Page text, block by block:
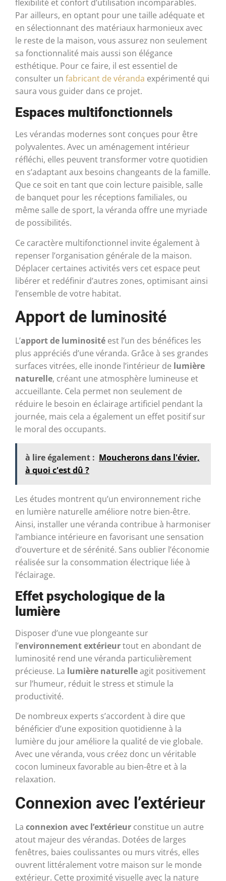
flexibilité et confort d’utilisation incomparables.
Par ailleurs, en optant pour une taille adéquate et
en sélectionnant des matériaux harmonieux avec
le reste de la maison, vous assurez non seulement
sa fonctionnalité mais aussi son élégance
esthétique. Pour ce faire, il est essentiel de
consulter un fabricant de véranda expérimenté qui
saura vous guider dans ce projet.
Espaces multifonctionnels
Les vérandas modernes sont conçues pour être
polyvalentes. Avec un aménagement intérieur
réfléchi, elles peuvent transformer votre quotidien
en s’adaptant aux besoins changeants de la famille.
Que ce soit en tant que coin lecture paisible, salle
de banquet pour les réceptions familiales, ou
même salle de sport, la véranda offre une myriade
de possibilités.
Ce caractère multifonctionnel invite également à
repenser l’organisation générale de la maison.
Déplacer certaines activités vers cet espace peut
libérer et redéfinir d’autres zones, optimisant ainsi
l’ensemble de votre habitat.
Apport de luminosité
L’apport de luminosité est l’un des bénéfices les
plus appréciés d’une véranda. Grâce à ses grandes
surfaces vitrées, elle inonde l’intérieur de lumière
naturelle, créant une atmosphère lumineuse et
accueillante. Cela permet non seulement de
réduire le besoin en éclairage artificiel pendant la
journée, mais cela a également un effet positif sur
le moral des occupants.
à lire également : Moucherons dans l'évier,
à quoi c'est dû ?
Les études montrent qu’un environnement riche
en lumière naturelle améliore notre bien-être.
Ainsi, installer une véranda contribue à harmoniser
l’ambiance intérieure en favorisant une sensation
d’ouverture et de sérénité. Sans oublier l’économie
réalisée sur la consommation électrique liée à
l’éclairage.
Effet psychologique de la
lumière
Disposer d’une vue plongeante sur
l’environnement extérieurtout en abondant de
luminosité rend une véranda particulièrement
précieuse. La lumière naturelleagit positivement
sur l’humeur, réduit le stress et stimule la
productivité.
De nombreux experts s’accordent à dire que
bénéficier d’une exposition quotidienne à la
lumière du jour améliore la qualité de vie globale.
Avec une véranda, vous créez donc un véritable
cocon lumineux favorable au bien-être et à la
relaxation.
Connexion avec l’extérieur
La connexion avec l’extérieur constitue un autre
atout majeur des vérandas. Dotées de larges
fenêtres, baies coulissantes ou murs vitrés, elles
ouvrent littéralement votre maison sur le monde
extérieur. Cette proximité visuelle avec la nature